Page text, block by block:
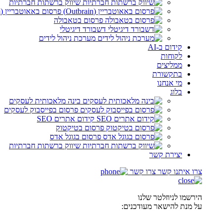
שיווק ברשתות חברתיות
פרסום באאוטבריין (Outbrain)
פרסום בטאבולה
דשבורד דיגיטלי
מערכת ניהול לידים
קידום ב-AI
לקוחות
ממליצים
בתקשורת
מי אנחנו
בלוג
בינה מלאכותית לעסקים
פרסום בפייסבוק לעסקים
קידום אתרים SEO
פרסום בטיקטוק
פרסום בגוגל אדס
שיווק ברשתות חברתיות
יצירת קשר
צרו איתנו קשר צרו קשר
הירשמו לניוזלטר שלנו
על מנת להישאר מעודכנים: